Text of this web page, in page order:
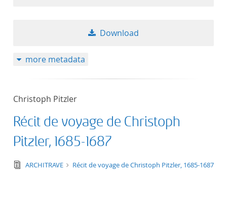
Download
more metadata
Christoph Pitzler
Récit de voyage de Christoph
Pitzler, 1685-1687
text/tg.edition+tg.aggregation+xml
ARCHITRAVE Récit de voyage de Christoph Pitzler, 1685-1687